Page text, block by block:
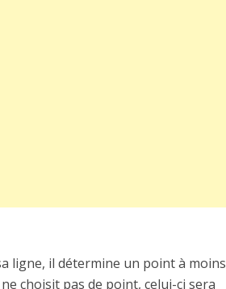
ligne, il détermine un point à moins
choisit pas de point, celui-ci sera